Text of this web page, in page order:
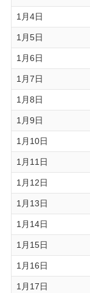
1月4日
1月5日
1月6日
1月7日
1月8日
1月9日
1月10日
1月11日
1月12日
1月13日
1月14日
1月15日
1月16日
1月17日